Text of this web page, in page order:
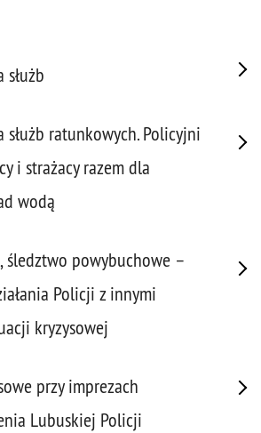
służb ratunkowych. Policyjni
i strażacy razem dla
wodą
śledztwo powybuchowe –
Policji z innymi
kryzysowej
przy imprezach
Lubuskiej Policji